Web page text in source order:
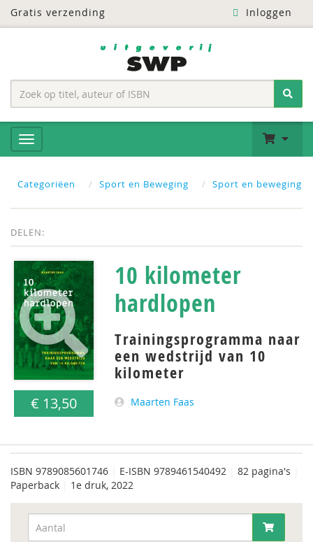
Gratis verzending Inloggen
Categoriëen Sport en Beweging Sport en beweging
DELEN:
€ 13,50
10 kilometer
hardlopen
Trainingsprogramma naar
een wedstrijd van 10
kilometer
Maarten Faas
ISBN 9789085601746 E-ISBN 9789461540492 82 pagina's
Paperback
1e druk, 2022